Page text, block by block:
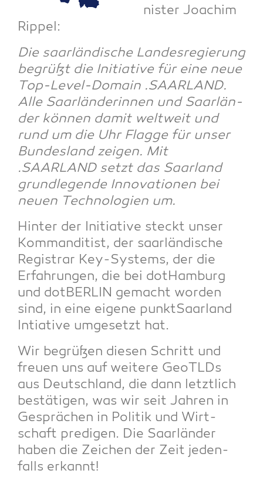
nis­ter Joa­chim
Rippel:
Die saar­län­di­sche Lan­des­re­gie­rung
begrüßt die Initia­ti­ve für eine neue
Top-Level-Domain .SAARLAND.
Alle Saar­län­de­rin­nen und Saar­län­
der kön­nen damit welt­weit und
rund um die Uhr Flag­ge für unser
Bun­des­land zei­gen. Mit
.SAARLAND setzt das Saar­land
grund­le­gen­de Inno­va­tio­nen bei
neu­en Tech­no­lo­gien um.
Hin­ter der Initia­ti­ve steckt unser
Kom­man­di­tist, der saar­län­di­sche
Regis­trar Key-Sys­tems, der die
Erfah­run­gen, die bei dot­Ham­burg
und dot­BER­LIN gemacht wor­den
sind, in eine eige­ne punkt­Saar­land
Intia­ti­ve umge­setzt hat.
Wir begrü­ßen die­sen Schritt und
freu­en uns auf wei­te­re GeoTLDs
aus Deutsch­land, die dann letzt­lich
bestä­ti­gen, was wir seit Jah­ren in
Gesprä­chen in Poli­tik und Wirt­
schaft pre­di­gen. Die Saar­län­der
haben die Zei­chen der Zeit jeden­
falls erkannt!